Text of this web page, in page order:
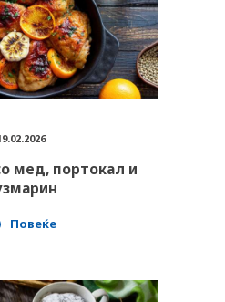
мед, портокал и
Повеќе